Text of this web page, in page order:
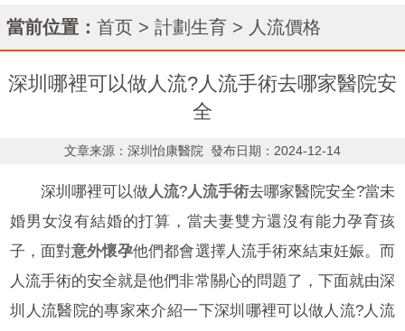
當前位置： 首页 > 計劃生育 > 人流價格
深圳哪裡可以做人流?人流手術去哪家醫院安
全
文章来源：深圳怡康醫院 發布日期：2024-12-14
深圳哪裡可以做人流?人流手術去哪家醫院安全?當未
婚男女沒有結婚的打算，當夫妻雙方還沒有能力孕育孩
子，面對意外懷孕他們都會選擇人流手術來結束妊娠。而
人流手術的安全就是他們非常關心的問題了，下面就由深
圳人流醫院的專家來介紹一下深圳哪裡可以做人流?人流